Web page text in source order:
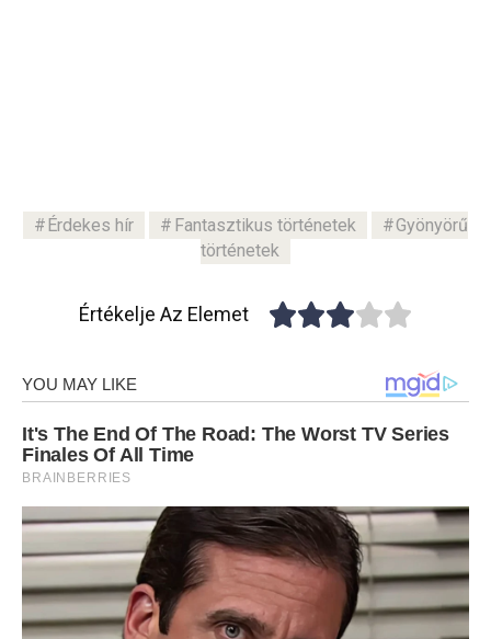
Érdekes hír Fantasztikus történetek
Gyönyörű
történetek
Értékelje Az Elemet